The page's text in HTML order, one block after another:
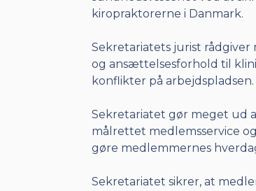
kiropraktorerne i Danmark.
Sekretariatets jurist
og ansættelsesforhold til
konflikter på arbejdspladsen.
Sekretariatet gør meget ud
målrettet medlemsservice
gøre medlemmernes
Sekretariatet sikrer, at